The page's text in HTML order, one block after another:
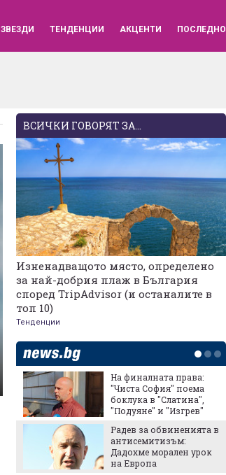
ЗВЕЗДИ ТЕНДЕНЦИИ АКЦЕНТИ ПОСЛЕДНО
ВСИЧКИ ГОВОРЯТ ЗА...
Изненадващото място, определено
за най-добрия плаж в България
според TripAdvisor (и останалите в
топ 10)
Тенденции
На финалната права:
"Чиста София" поема
боклука в "Слатина",
"Подуяне" и "Изгрев"
Радев за обвиненията в
антисемитизъм:
Дадохме морален урок
на Европа